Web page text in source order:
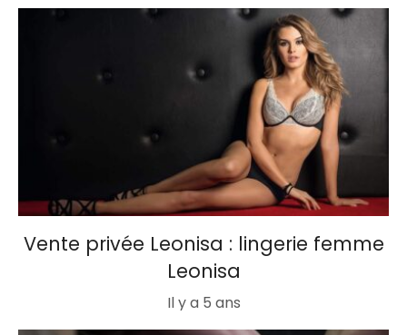
Vente privée Leonisa : lingerie femme
Leonisa
Il y a 5 ans